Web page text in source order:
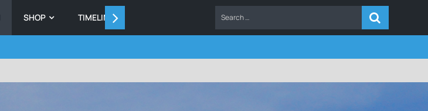
SHOP TIMELINE